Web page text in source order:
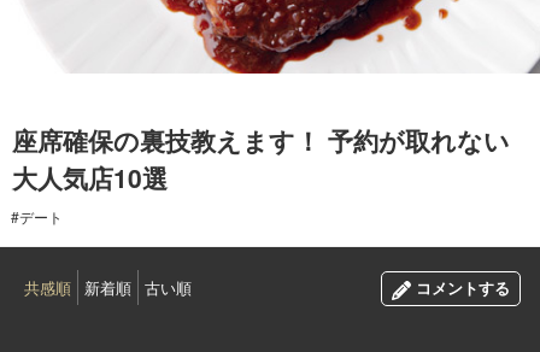
座席確保の裏技教えます！ 予約が取れない
大人気店10選
#デート
共感順 新着順 古い順 コメントする